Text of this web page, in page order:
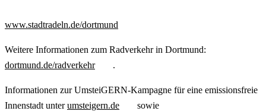
www.stadtradeln.de/dortmund
Weitere Informationen zum Radverkehr in Dortmund:
dortmund.de/radverkehr
.
Informationen zur UmsteiGERN-Kampagne für eine emissionsfreie
Innenstadt unterumsteigern.de
sowie